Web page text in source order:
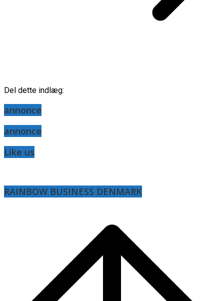
Del dette indlæg:
annonce
annonce
Like us
RAINBOW BUSINESS DENMARK